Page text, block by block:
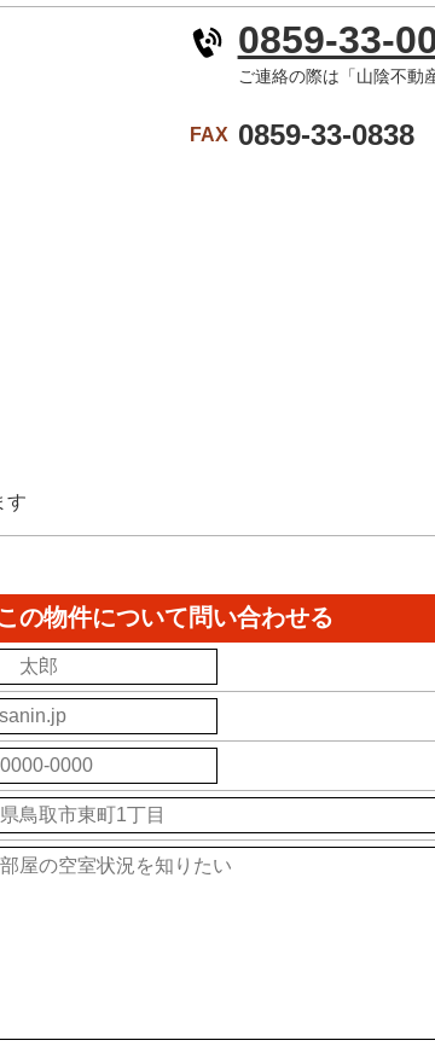
す
0859-33-
ご連絡の際は「山陰不動
FAX 0859-33-0838